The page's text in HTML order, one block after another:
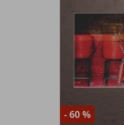
- 60 %